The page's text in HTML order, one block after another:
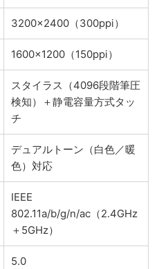
3200×2400（300ppi）
1600×1200（150ppi）
スタイラス（4096段階筆圧
検知）＋静電容量方式タッ
チ
デュアルトーン（白色／暖
色）対応
IEEE
802.11a/b/g/n/ac（2.4GHz
＋5GHz）
5.0